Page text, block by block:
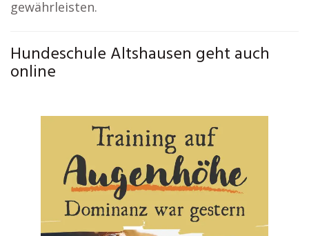
gewährleisten.
Hundeschule Altshausen geht auch
online